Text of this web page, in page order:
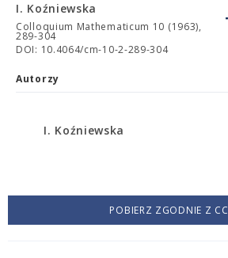
I. Koźniewska
Colloquium Mathematicum 10 (1963),
289-304
DOI: 10.4064/cm-10-2-289-304
Autorzy
I. Koźniewska
POBIERZ ZGODNIE Z